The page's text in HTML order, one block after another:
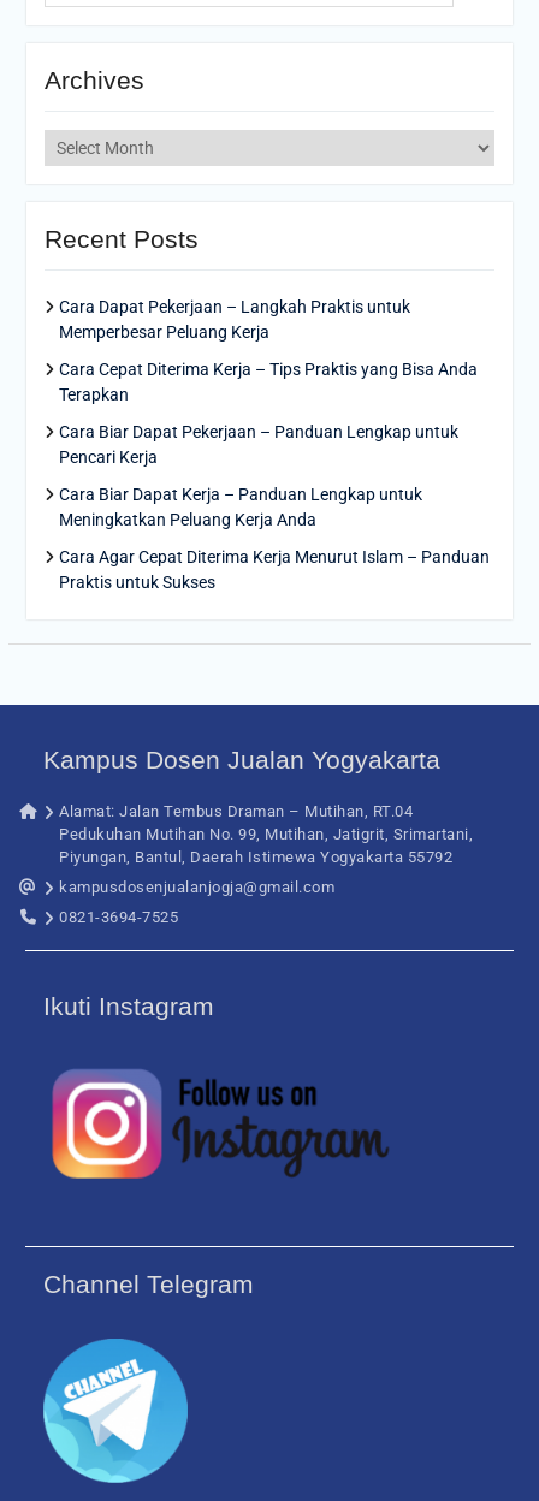
Archives
Archives
Recent Posts
Cara Dapat Pekerjaan – Langkah Praktis untuk
Memperbesar Peluang Kerja
Cara Cepat Diterima Kerja – Tips Praktis yang Bisa Anda
Terapkan
Cara Biar Dapat Pekerjaan – Panduan Lengkap untuk
Pencari Kerja
Cara Biar Dapat Kerja – Panduan Lengkap untuk
Meningkatkan Peluang Kerja Anda
Cara Agar Cepat Diterima Kerja Menurut Islam – Panduan
Praktis untuk Sukses
Kampus Dosen Jualan Yogyakarta
Alamat: Jalan Tembus Draman – Mutihan, RT.04
Pedukuhan Mutihan No. 99, Mutihan, Jatigrit, Srimartani,
Piyungan, Bantul, Daerah Istimewa Yogyakarta 55792
kampusdosenjualanjogja@gmail.com
0821-3694-7525
Ikuti Instagram
Channel Telegram